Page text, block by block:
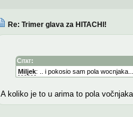
Re: Trimer glava za HITACHI!
Citat:
Miljek: .. i pokosio sam pola
A koliko je to u arima to pola